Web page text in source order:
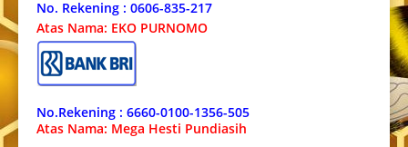
No. Rekening : 0606-835-217
Atas Nama: EKO PURNOMO
No.Rekening : 6660-0100-1356-505
Atas Nama: Mega Hesti Pundiasih